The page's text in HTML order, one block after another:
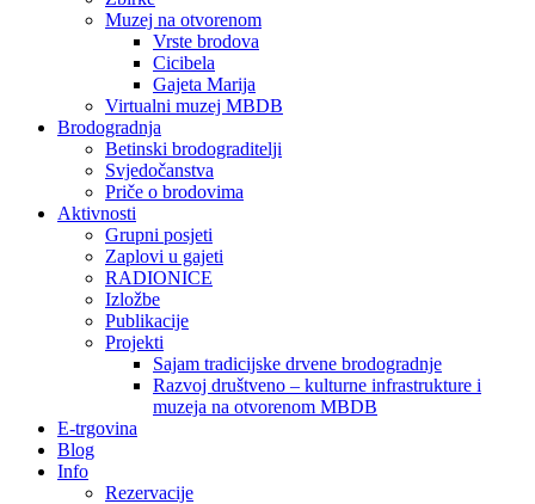
Muzej na otvorenom
Vrste brodova
Cicibela
Gajeta Marija
Virtualni muzej MBDB
Brodogradnja
Betinski brodograditelji
Svjedočanstva
Priče o brodovima
Aktivnosti
Grupni posjeti
Zaplovi u gajeti
RADIONICE
Izložbe
Publikacije
Projekti
Sajam tradicijske drvene brodogradnje
Razvoj društveno – kulturne infrastrukture i
muzeja na otvorenom MBDB
E-trgovina
Blog
Info
Rezervacije